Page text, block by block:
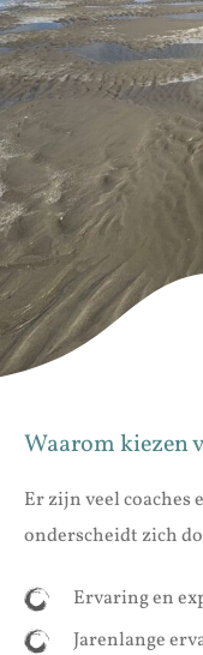
Waarom kiezen
Er zijn veel coaches
onderscheidt zich
Ervaring en
Jarenlange